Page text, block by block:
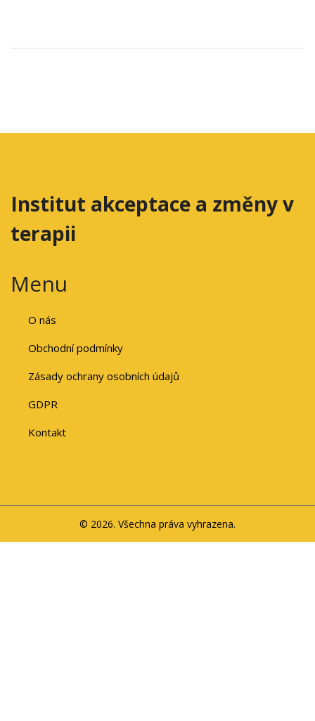
Institut akceptace a změny v
terapii
Menu
O nás
Obchodní podmínky
Zásady ochrany osobních údajů
GDPR
Kontakt
© 2026. Všechna práva vyhrazena.